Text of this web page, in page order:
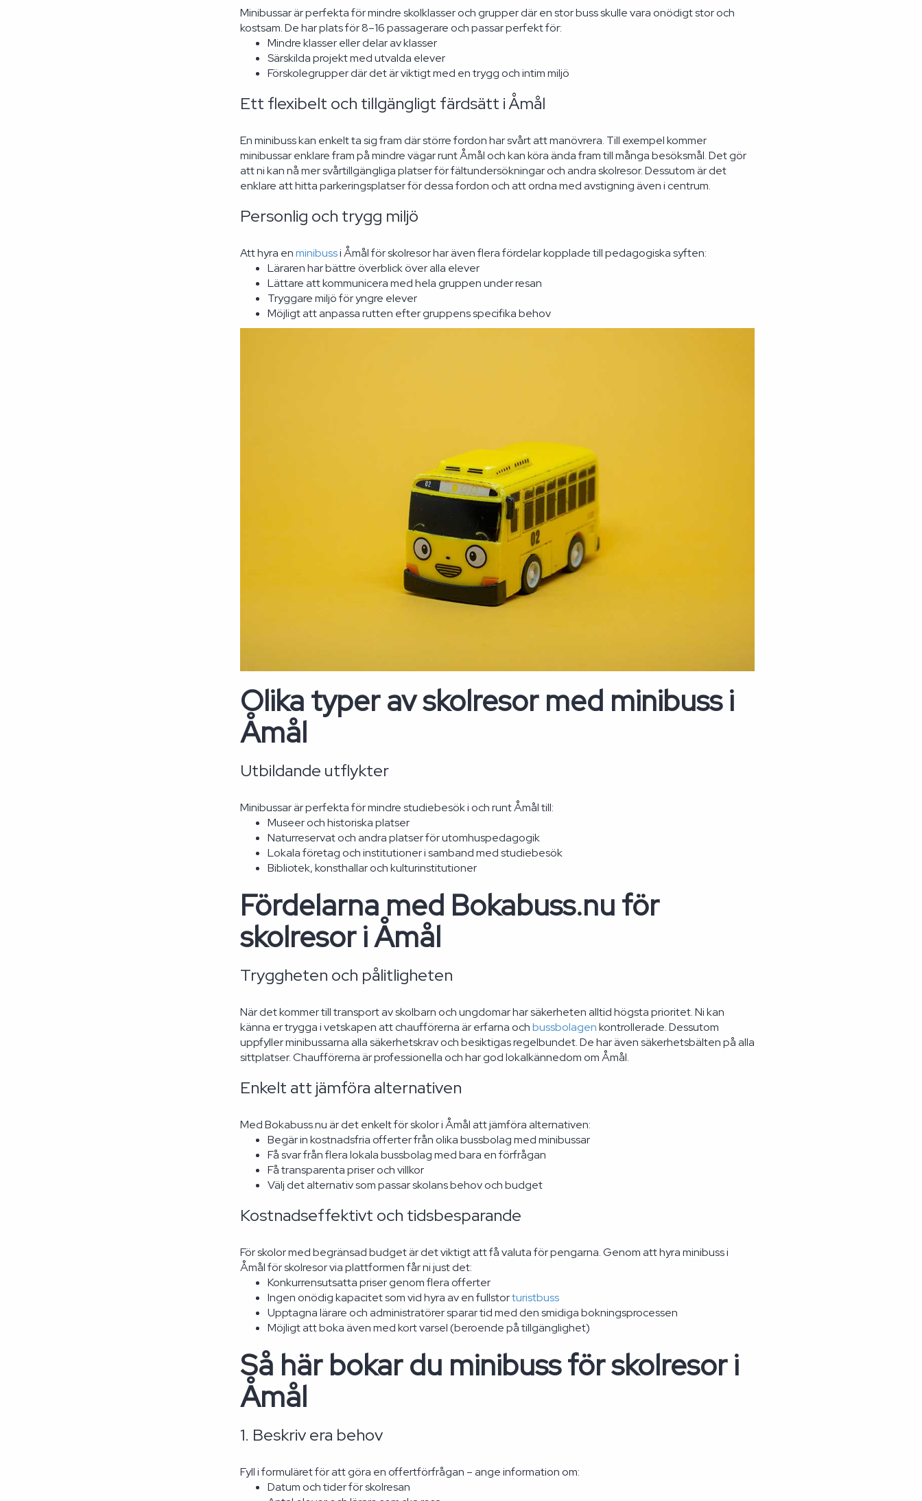
Minibussar är perfekta för mindre skolklasser och grupper där en stor buss skulle vara onödigt stor och
kostsam. De har plats för 8–16 passagerare och passar perfekt för:
Mindre klasser eller delar av klasser
Särskilda projekt med utvalda elever
Förskolegrupper där det är viktigt med en trygg och intim miljö
Ett flexibelt och tillgängligt färdsätt i Åmål
En minibuss kan enkelt ta sig fram där större fordon har svårt att manövrera. Till exempel kommer
minibussar enklare fram på mindre vägar runt Åmål och kan köra ända fram till många besöksmål. Det gör
att ni kan nå mer svårtillgängliga platser för fältundersökningar och andra skolresor. Dessutom är det
enklare att hitta parkeringsplatser för dessa fordon och att ordna med avstigning även i centrum.
Personlig och trygg miljö
Att hyra enminibussi Åmål för skolresor har även flera fördelar kopplade till pedagogiska syften:
Läraren har bättre överblick över alla elever
Lättare att kommunicera med hela gruppen under resan
Tryggare miljö för yngre elever
Möjligt att anpassa rutten efter gruppens specifika behov
Olika typer av skolresor med minibuss i
Åmål
Utbildande utflykter
Minibussar är perfekta för mindre studiebesök i och runt Åmål till:
Museer och historiska platser
Naturreservat och andra platser för utomhuspedagogik
Lokala företag och institutioner i samband med studiebesök
Bibliotek, konsthallar och kulturinstitutioner
Fördelarna med Bokabuss.nu för
skolresor i Åmål
Tryggheten och pålitligheten
När det kommer till transport av skolbarn och ungdomar har säkerheten alltid högsta prioritet. Ni kan
känna er trygga i vetskapen att chaufförerna är erfarna ochbussbolagenkontrollerade. Dessutom
uppfyller minibussarna alla säkerhetskrav och besiktigas regelbundet. De har även säkerhetsbälten på alla
sittplatser. Chaufförerna är professionella och har god lokalkännedom om Åmål.
Enkelt att jämföra alternativen
Med Bokabuss.nu är det enkelt för skolor i Åmål att jämföra alternativen:
Begär in kostnadsfria offerter från olika bussbolag med minibussar
Få svar från flera lokala bussbolag med bara en förfrågan
Få transparenta priser och villkor
Välj det alternativ som passar skolans behov och budget
Kostnadseffektivt och tidsbesparande
För skolor med begränsad budget är det viktigt att få valuta för pengarna. Genom att hyra minibuss i
Åmål för skolresor via plattformen får ni just det:
Konkurrensutsatta priser genom flera offerter
Ingen onödig kapacitet som vid hyra av en fullstorturistbuss
Upptagna lärare och administratörer sparar tid med den smidiga bokningsprocessen
Möjligt att boka även med kort varsel (beroende på tillgänglighet)
Så här bokar du minibuss för skolresor i
Åmål
1. Beskriv era behov
Fyll i formuläret för att göra en offertförfrågan – ange information om:
Datum och tider för skolresan